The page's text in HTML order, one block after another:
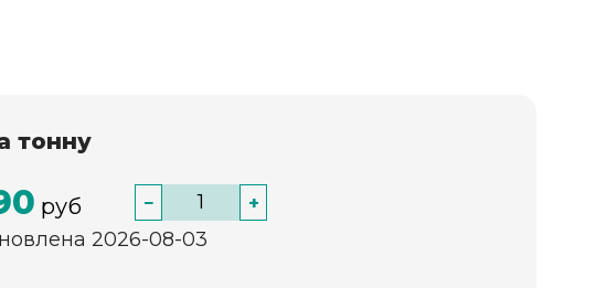
тонну
руб − +
2026-08-03